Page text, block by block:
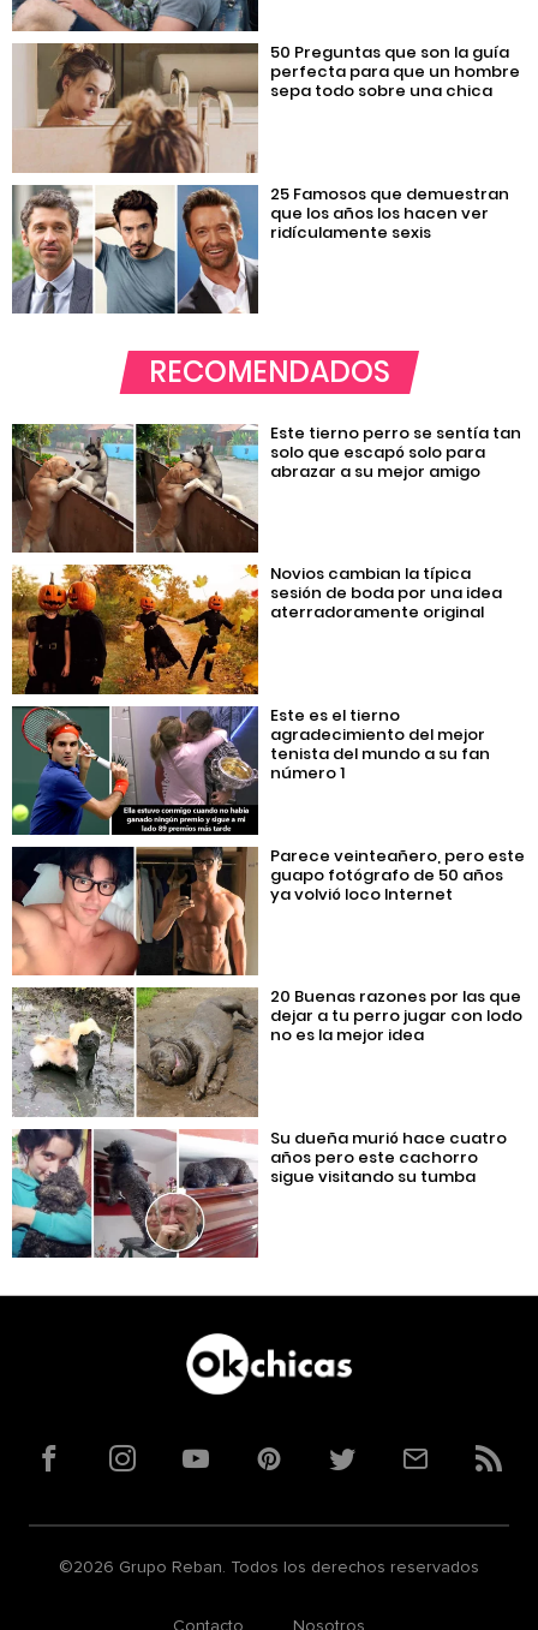
50 Preguntas que son la guía
perfecta para que un hombre
sepa todo sobre una chica
25 Famosos que demuestran
que los años los hacen ver
ridículamente sexis
RECOMENDADOS
Este tierno perro se sentía tan
solo que escapó solo para
abrazar a su mejor amigo
Novios cambian la típica
sesión de boda por una idea
aterradoramente original
Este es el tierno
agradecimiento del mejor
tenista del mundo a su fan
número 1
Parece veinteañero, pero este
guapo fotógrafo de 50 años
ya volvió loco Internet
20 Buenas razones por las que
dejar a tu perro jugar con lodo
no es la mejor idea
Su dueña murió hace cuatro
años pero este cachorro
sigue visitando su tumba
FacebookInstagramYouTubePinterestTwitterCorreoRSS
©2026 Grupo Reban. Todos los derechos reservados